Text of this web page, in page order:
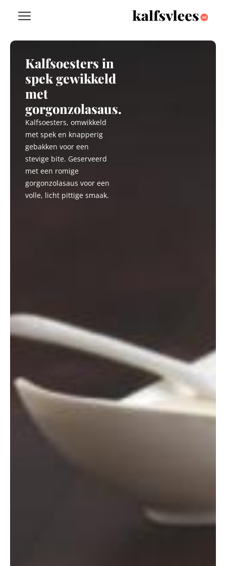
Kalfsoesters in
spek gewikkeld
met
gorgonzolasaus.
Kalfsoesters, omwikkeld
met spek en knapperig
gebakken voor een
stevige bite. Geserveerd
met een romige
gorgonzolasaus voor een
volle, licht pittige smaak.